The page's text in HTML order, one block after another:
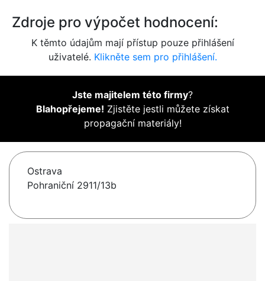
Zdroje pro výpočet hodnocení:
K těmto údajům mají přístup pouze přihlášení
uživatelé. Klikněte sem pro přihlášení.
Jste majitelem této firmy?
Blahopřejeme! Zjistěte jestli můžete získat
propagační materiály!
Ostrava
Pohraniční 2911/13b